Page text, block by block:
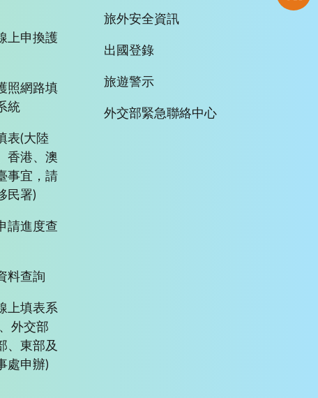
上申換護
照網路填
統
表(大陸
香港、澳
事宜，請
民署)
請進度查
料查詢
上填表系
外交部
、東部及
處申辦)
旅外安全資訊
出國登錄
旅遊警示
外交部緊急聯絡中心